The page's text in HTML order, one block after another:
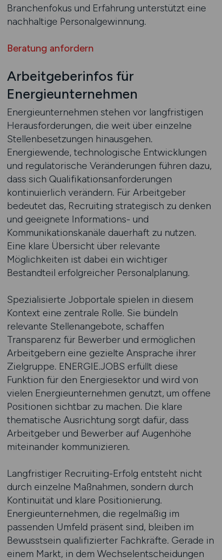
Branchenfokus und Erfahrung unterstützt eine
nachhaltige Personalgewinnung.
Beratung anfordern
Arbeitgeberinfos für
Energieunternehmen
Energieunternehmen stehen vor langfristigen
Herausforderungen, die weit über einzelne
Stellenbesetzungen hinausgehen.
Energiewende, technologische Entwicklungen
und regulatorische Veränderungen führen dazu,
dass sich Qualifikationsanforderungen
kontinuierlich verändern. Für Arbeitgeber
bedeutet das, Recruiting strategisch zu denken
und geeignete Informations- und
Kommunikationskanäle dauerhaft zu nutzen.
Eine klare Übersicht über relevante
Möglichkeiten ist dabei ein wichtiger
Bestandteil erfolgreicher Personalplanung.
Spezialisierte Jobportale spielen in diesem
Kontext eine zentrale Rolle. Sie bündeln
relevante Stellenangebote, schaffen
Transparenz für Bewerber und ermöglichen
Arbeitgebern eine gezielte Ansprache ihrer
Zielgruppe. ENERGIE.JOBS erfüllt diese
Funktion für den Energiesektor und wird von
vielen Energieunternehmen genutzt, um offene
Positionen sichtbar zu machen. Die klare
thematische Ausrichtung sorgt dafür, dass
Arbeitgeber und Bewerber auf Augenhöhe
miteinander kommunizieren.
Langfristiger Recruiting-Erfolg entsteht nicht
durch einzelne Maßnahmen, sondern durch
Kontinuität und klare Positionierung.
Energieunternehmen, die regelmäßig im
passenden Umfeld präsent sind, bleiben im
Bewusstsein qualifizierter Fachkräfte. Gerade in
einem Markt, in dem Wechselentscheidungen